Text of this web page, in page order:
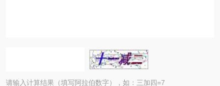
请输入计算结果（填写阿拉伯数字），如：三加四=7